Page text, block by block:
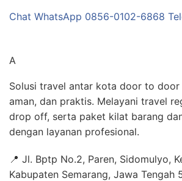
Chat WhatsApp 0856-0102-6868
A
Solusi travel antar kota door to door
aman, dan praktis. Melayani travel
drop off, serta paket kilat barang
dengan layanan profesional.
📍 Jl. Bptp No.2, Paren, Sidomulyo,
Kabupaten Semarang, Jawa Tengah